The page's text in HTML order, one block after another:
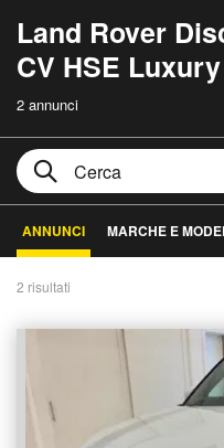
Land Rover
CV HSE
2 annunci
ANNUNCI MARCHE E
2 risultati